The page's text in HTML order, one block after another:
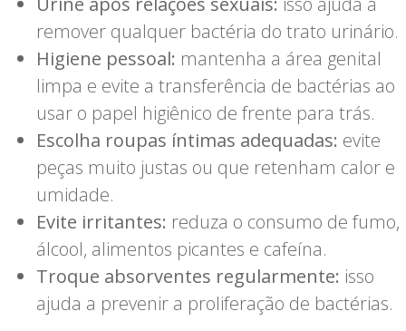
remover qualquer bactéria do trato urinário.
Higiene pessoal: mantenha a área genital
limpa e evite a transferência de bactérias ao
usar o papel higiênico de frente para trás.
Escolha roupas íntimas adequadas: evite
peças muito justas ou que retenham calor e
umidade.
Evite irritantes: reduza o consumo de fumo,
álcool, alimentos picantes e cafeína.
Troque absorventes regularmente: isso
ajuda a prevenir a proliferação de bactérias.